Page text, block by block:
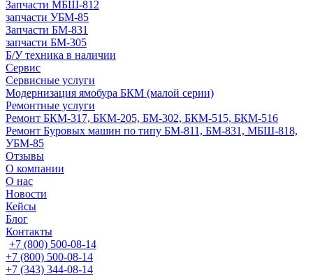
Запчасти МБШ-812
запчасти УБМ-85
Запчасти БМ-831
запчасти БМ-305
Б/У техника в наличии
Сервис
Сервисные услуги
Модернизация ямобура БКМ (малой серии)
Ремонтные услуги
Ремонт БКМ-317, БКМ-205, БМ-302, БКМ-515, БКМ-516
Ремонт Буровых машин по типу БМ-811, БМ-831, МБШ-818,
УБМ-85
Отзывы
О компании
О нас
Новости
Кейсы
Блог
Контакты
+7 (800) 500-08-14
+7 (800) 500-08-14
+7 (343) 344-08-14